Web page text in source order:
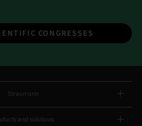
CONGRESSES
Straumann
and solutions